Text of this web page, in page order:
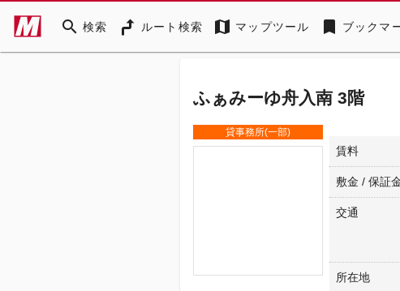
search 検索 ルート検索 map マップツール bookmark ブックマ
ふぁみーゆ舟入南 3階
貸事務所(一部)
賃料
敷金 / 保証
交通
所在地